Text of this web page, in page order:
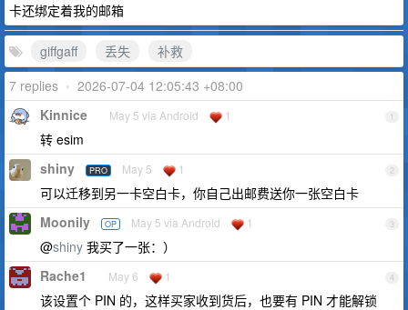
卡还绑定着我的邮箱
giffgaff 丢失
补救
7 replies • 2026-07-04 12:05:43 +08:00
1
Kinnice May 5 via Android 1
转 esim
2
shiny PRO May 5 1
可以迁移到另一卡空白卡，你自己出邮费送你一张空白卡
3
Moonily OP May 5 via Android 1
@shiny 我买了一张：）
4
Rache1 May 6 1
该设置个 PIN 的，这样买家收到货后，也要有 PIN 才能解锁